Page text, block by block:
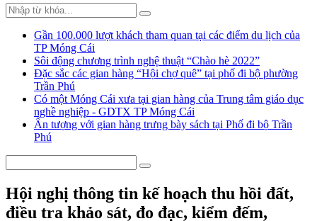
Gần 100.000 lượt khách tham quan tại các điểm du lịch của
TP Móng Cái
Sôi động chương trình nghệ thuật “Chào hè 2022”
Đặc sắc các gian hàng “Hội chợ quê” tại phố đi bộ phường
Trần Phú
Có một Móng Cái xưa tại gian hàng của Trung tâm giáo dục
nghề nghiệp - GDTX TP Móng Cái
Ấn tượng với gian hàng trưng bày sách tại Phố đi bộ Trần
Phú
Hội nghị thông tin kế hoạch thu hồi đất,
điều tra khảo sát, đo đạc, kiểm đếm,